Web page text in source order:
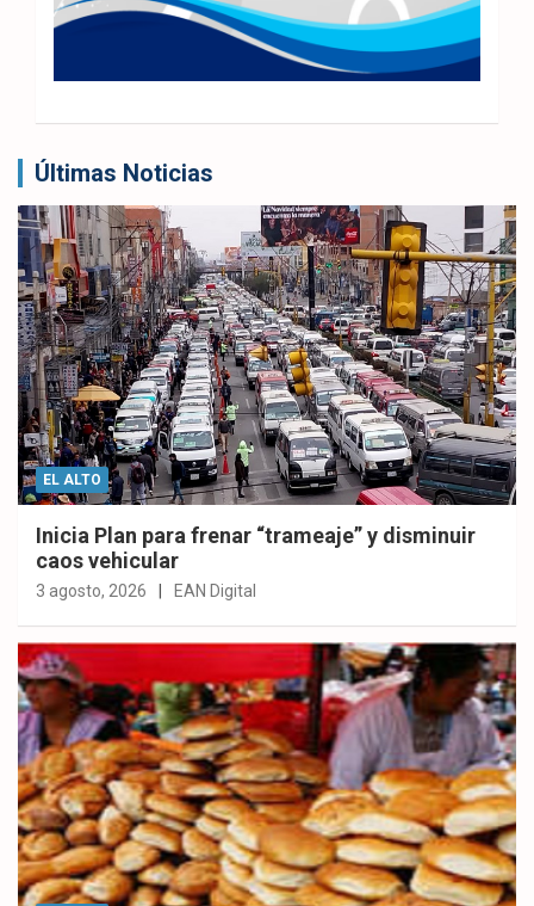
Últimas Noticias
EL ALTO
Inicia Plan para frenar “trameaje” y disminuir
caos vehicular
3 agosto, 2026 EAN Digital